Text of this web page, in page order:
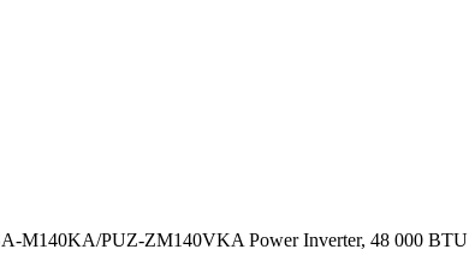
M140KA/PUZ-ZM140VKA Power Inverter, 48 000 BTU